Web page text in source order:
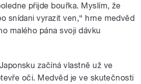
přijde bouřka. Myslím, že
snídani vyrazit ven,“ hrne medvěd
malého pána svoji dávku
začíná vlastně už ve
oči. Medvěd je ve skutečnosti